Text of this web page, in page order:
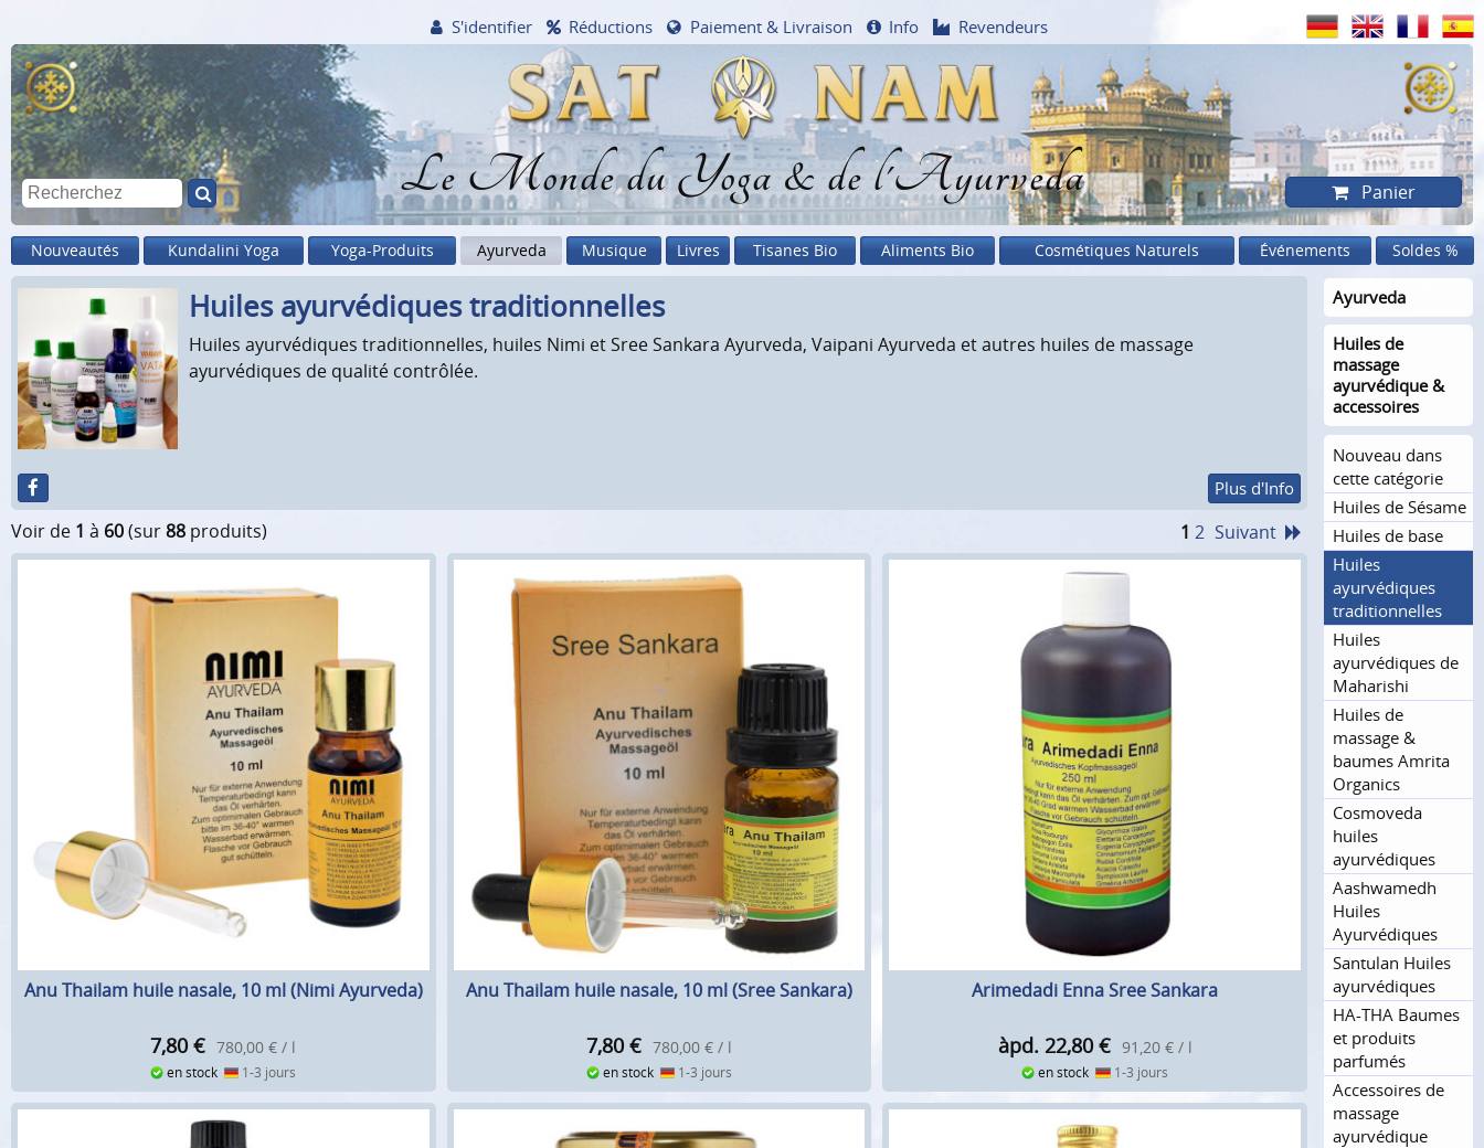
Le Monde du Yoga & de l'Ayurveda
S'identifier Réductions Paiement & Livraison Info Revendeurs
Panier
Nouveautés Kundalini Yoga Yoga-Produits Ayurveda Musique Livres Tisanes Bio Aliments Bio Cosmétiques Naturels Événements Soldes %
Huiles ayurvédiques tradition­nelles
Huiles ayurvédiques traditionnelles, huiles Nimi et Sree Sankara Ayurveda, Vaipani Ayurveda et autres huiles de massage
ayurvédiques de qualité contrôlée.
Plus d'Info
Voir de 1 à 60(sur88 produits) 1 2 Suivant
Anu Thailam huile nasale, 10 ml (Nimi Ayurveda)
7,80 € 780,00 € / l
en stock 1-3 jours
Anu Thailam huile nasale, 10 ml (Sree Sankara)
7,80 € 780,00 € / l
en stock 1-3 jours
Arimedadi Enna Sree Sankara
àpd. 22,80 € 91,20 € / l
en stock 1-3 jours
Ayurveda
Huiles de
massage
ayurvédique &
accessoires
Nouveau dans
cette catégorie
Huiles de Sésame
Huiles de base
Huiles
ayurvédiques
tradition­nelles
Huiles
ayurvédiques de
Maharishi
Huiles de
massage &
baumes Amrita
Organics
Cosmoveda
huiles
ayurvédiques
Aashwamedh
Huiles
Ayurvédiques
Santulan Huiles
ayurvédiques
HA-THA Baumes
et produits
parfumés
Accessoires de
massage
ayurvédique